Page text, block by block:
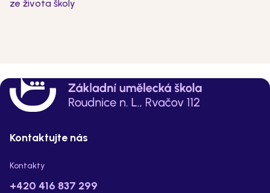
ze života školy
Kontaktujte nás
Kontakty
+420 416 837 299